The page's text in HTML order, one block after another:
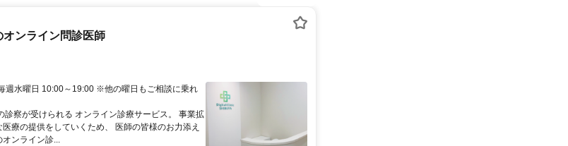
オンライン問診医師
週水曜日 10:00～19:00 ※他の曜日もご相談に乗れ
診察が受けられる オンライン診療サービス。 事業拡
療の提供をしていくため、 医師の皆様のお力添え
ンライン診...